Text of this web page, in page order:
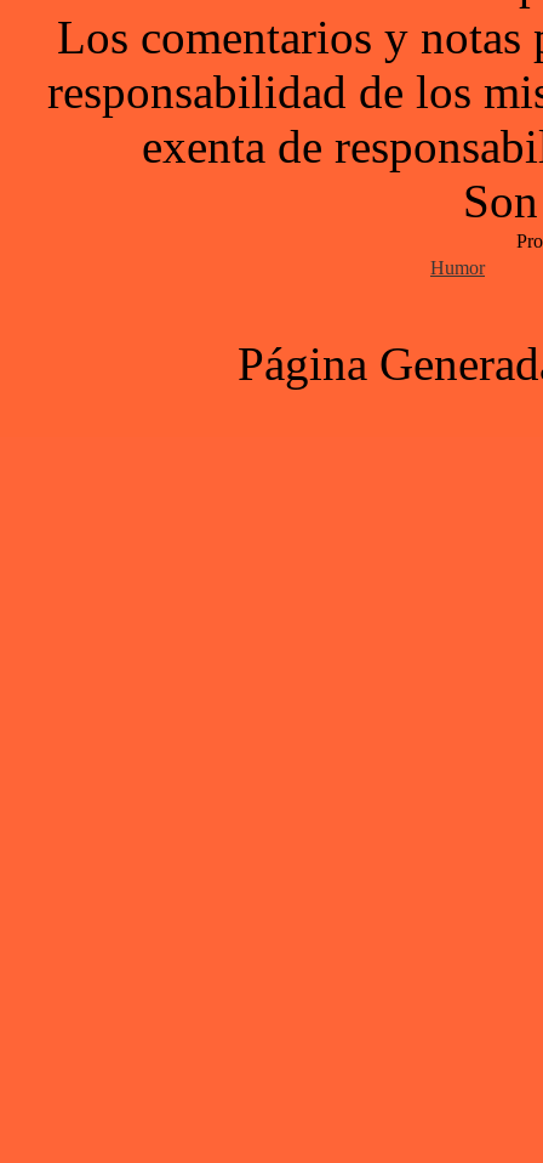
Los comentarios y notas
responsabilidad de los
exenta de
Humor
Página